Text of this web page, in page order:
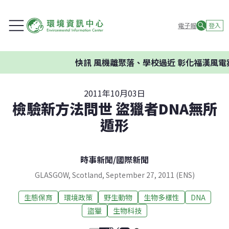
電子報 登入
快訊風機離聚落、學校過近 彰化福漢風電案
2011年10月03日
檢驗新方法問世 盜獵者DNA無所
遁形
時事新聞/國際新聞
GLASGOW, Scotland, September 27, 2011 (ENS)
生態保育 環境政策 野生動物 生物多樣性
DNA
盜獵
生物科技